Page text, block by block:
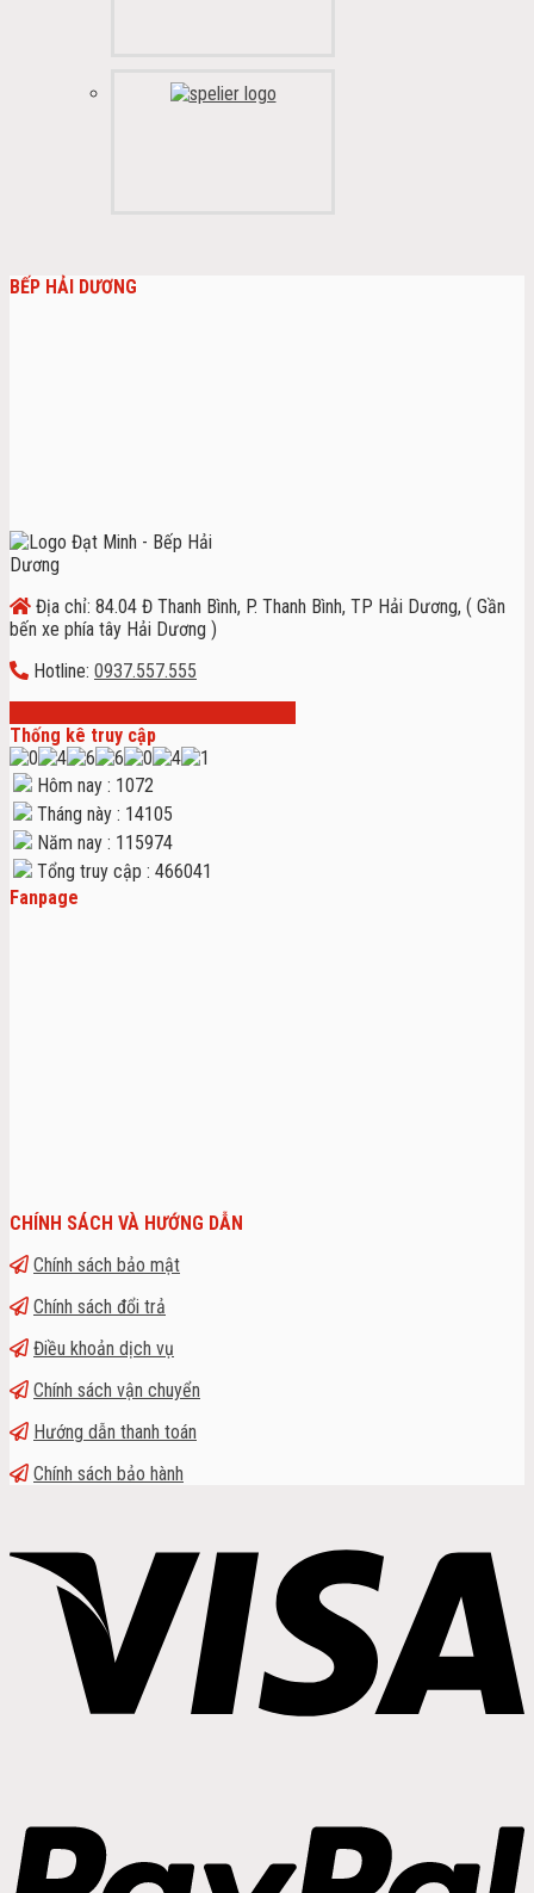
BẾP HẢI DƯƠNG
Địa chỉ: 84.04 Đ Thanh Bình, P. Thanh Bình, TP Hải Dương, ( Gần
bến xe phía tây Hải Dương )
Hotline: 0937.557.555
Thống kê truy cập
Hôm nay : 1072
Tháng này : 14105
Năm nay : 115974
Tổng truy cập : 466041
Fanpage
CHÍNH SÁCH VÀ HƯỚNG DẪN
Chính sách bảo mật
Chính sách đổi trả
Điều khoản dịch vụ
Chính sách vận chuyển
Hướng dẫn thanh toán
Chính sách bảo hành